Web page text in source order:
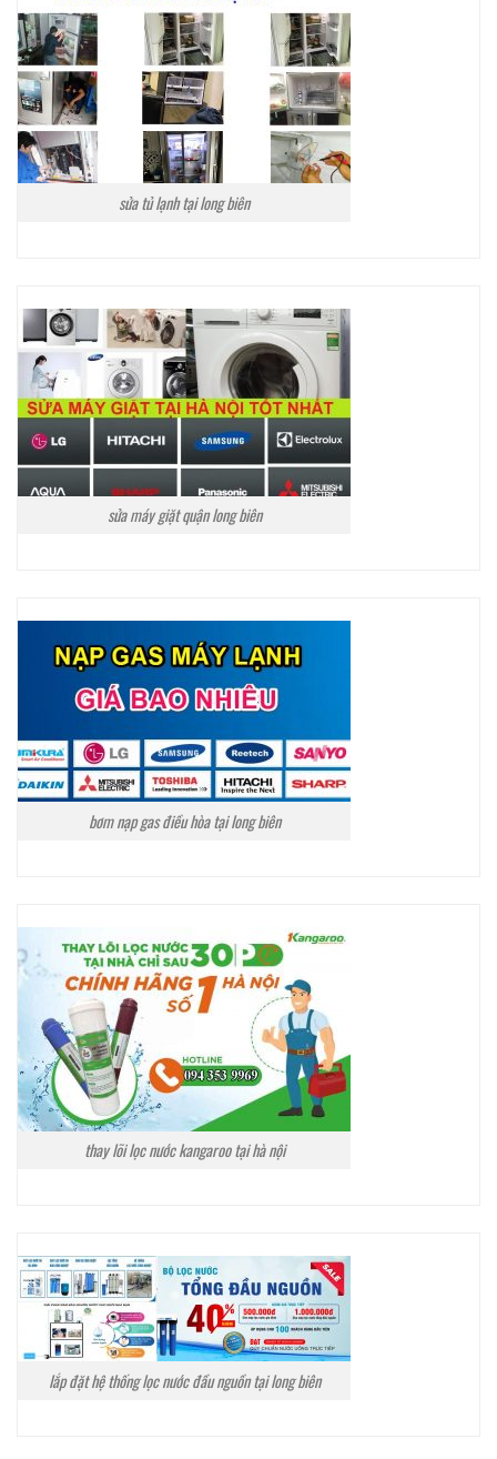
sửa tủ lạnh tại long biên
sửa máy giặt quận long biên
bơm nạp gas điều hòa tại long biên
thay lõi lọc nước kangaroo tại hà nội
lắp đặt hệ thống lọc nước đầu nguồn tại long biên